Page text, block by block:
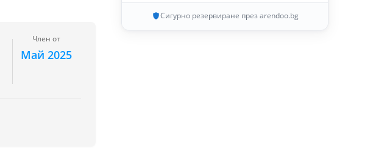
Член от
Май 2025
Сигурно резервиране през arendoo.bg